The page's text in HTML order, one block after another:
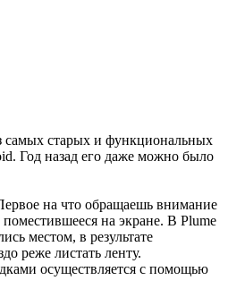
самых старых и функциональных
Год назад его даже можно было
на что обращаешь внимание
на экране. В Plume
местом, в результате
реже листать ленту.
осуществляется с помощью